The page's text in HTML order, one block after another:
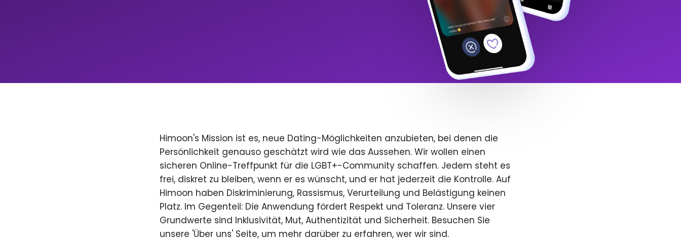
Himoon's Mission ist es, neue Dating-Möglichkeiten anzubieten, bei denen die
Persönlichkeit genauso geschätzt wird wie das Aussehen. Wir wollen einen
sicheren Online-Treffpunkt für die LGBT+-Community schaffen. Jedem steht es
frei, diskret zu bleiben, wenn er es wünscht, und er hat jederzeit die Kontrolle. Auf
Himoon haben Diskriminierung, Rassismus, Verurteilung und Belästigung keinen
Platz. Im Gegenteil: Die Anwendung fördert Respekt und Toleranz. Unsere vier
Grundwerte sind Inklusivität, Mut, Authentizität und Sicherheit. Besuchen Sie
unsere 'Über uns' Seite, um mehr darüber zu erfahren, wer wir sind.